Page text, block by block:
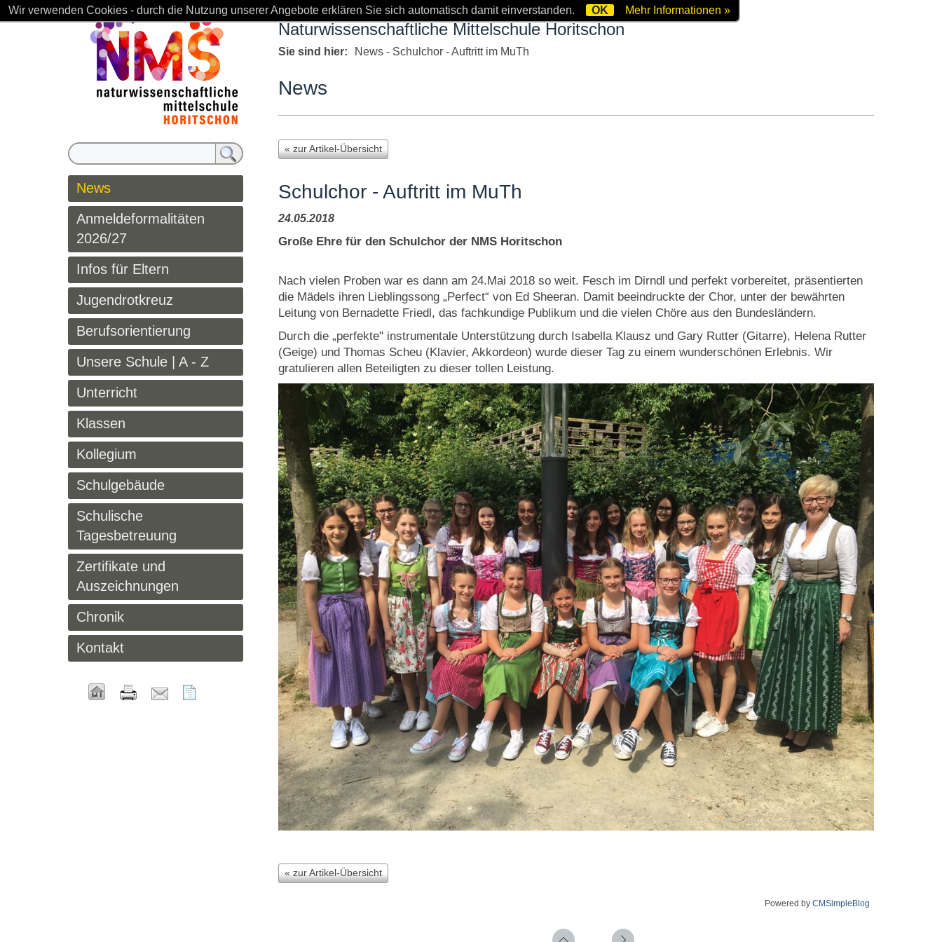
Naturwissenschaftliche Mittelschule Horitschon
Sie sind hier: News - Schulchor - Auftritt im MuTh
News
« zur Artikel-Übersicht
Schulchor - Auftritt im MuTh
24.05.2018
Große Ehre für den Schulchor der NMS Horitschon
Nach vielen Proben war es dann am 24.Mai 2018 so weit. Fesch im Dirndl und perfekt vorbereitet, präsentierten
die Mädels ihren Lieblingssong „Perfect“ von Ed Sheeran. Damit beeindruckte der Chor, unter der bewährten
Leitung von Bernadette Friedl, das fachkundige Publikum und die vielen Chöre aus den Bundesländern.
Durch die „perfekte" instrumentale Unterstützung durch Isabella Klausz und Gary Rutter (Gitarre), Helena Rutter
(Geige) und Thomas Scheu (Klavier, Akkordeon) wurde dieser Tag zu einem wunderschönen Erlebnis. Wir
gratulieren allen Beteiligten zu dieser tollen Leistung.
« zur Artikel-Übersicht
Powered by CMSimpleBlog
News
Anmeldeformalitäten
2026/27
Infos für Eltern
Jugendrotkreuz
Berufsorientierung
Unsere Schule | A - Z
Unterricht
Klassen
Kollegium
Schulgebäude
Schulische
Tagesbetreuung
Zertifikate und
Auszeichnungen
Chronik
Kontakt
Wir verwenden Cookies - durch die Nutzung unserer Angebote erklären Sie sich automatisch damit einverstanden. OK Mehr Informationen »